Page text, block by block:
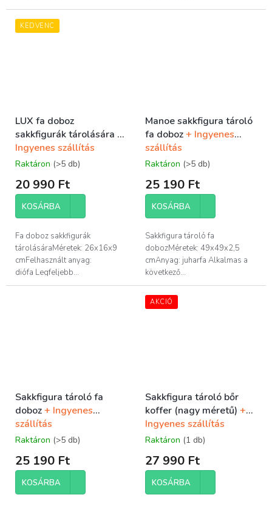
KEDVENC
LUX fa doboz
sakkfigurák tárolására +
Ingyenes szállítás
Raktáron (>5 db)
20 990 Ft
KOSÁRBA
Fa doboz sakkfigurák
tárolásáraMéretek: 26x16x9
cmFelhasznált anyag:
diófa Legfeljebb...
Manoe sakkfigura tároló
fa doboz+ Ingyenes
szállítás
Raktáron (>5 db)
25 190 Ft
KOSÁRBA
Sakkfigura tároló fa
dobozMéretek: 49x49x2,5
cmAnyag: juharfa Alkalmas a
következő...
Sakkfigura tároló fa
doboz+ Ingyenes
szállítás
Raktáron (>5 db)
25 190 Ft
KOSÁRBA
AKCIÓ
Sakkfigura tároló bőr
koffer (nagy méretű) +
Ingyenes szállítás
Raktáron (1 db)
27 990 Ft
KOSÁRBA